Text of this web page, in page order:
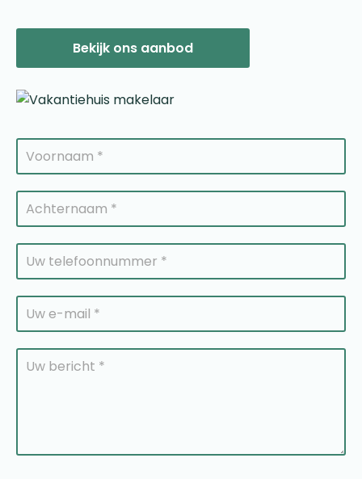
Bekijk ons aanbod